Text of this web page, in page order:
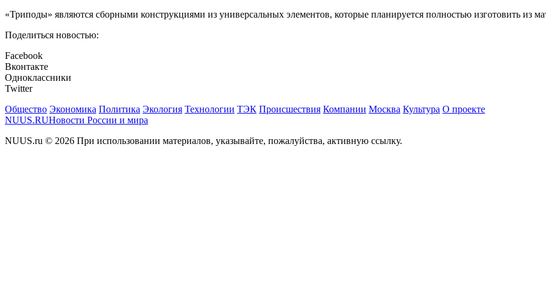
«Триподы» являются сборными конструкциями из универсальных элементов, которые планируется полностью изготовить из
Поделиться новостью:
Facebook
Вконтакте
Одноклассники
Twitter
Общество Экономика Политика Экология Технологии ТЭК Происшествия Компании Москва Культура О проекте
NUUS.RUНовости России и мира
NUUS.ru © 2026 При использовании материалов, указывайте, пожалуйства, активную ссылку.